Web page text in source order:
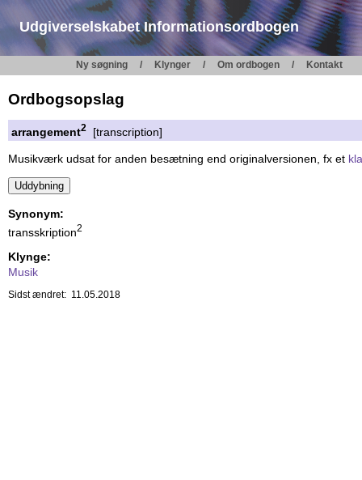
Udgiverselskabet Informationsordbogen
Ny søgning Klynger Om ordbogen Kontakt
Ordbogsopslag
arrangement2 [transcription]
Musikværk udsat for anden besætning end originalversionen, fx et
Synonym:
transskription2
Klynge:
Musik
Sidst ændret: 11.05.2018